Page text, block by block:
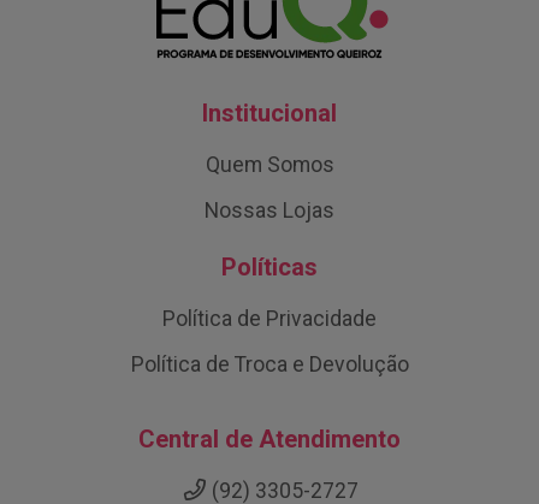
Institucional
Quem Somos
Nossas Lojas
Políticas
Política de Privacidade
Política de Troca e Devolução
Central de Atendimento
(92) 3305-2727